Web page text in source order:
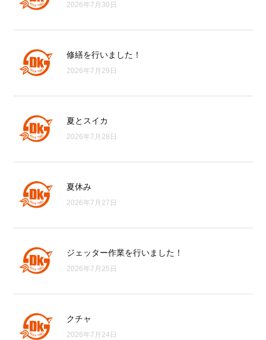
2026年7月30日
修繕を行いました！
2026年7月29日
夏とスイカ
2026年7月28日
夏休み
2026年7月27日
ジェッター作業を行いました！
2026年7月25日
クチャ
2026年7月24日